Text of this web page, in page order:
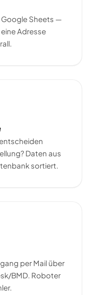
Sheets —
Adresse
Daten aus
sortiert.
per Mail über
BMD. Roboter